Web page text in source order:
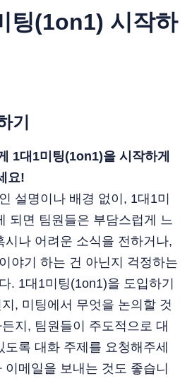
팅(1on1) 시작하
기
1대1미팅(1on1)을 시작하게
요!
설명이나 배경 없이, 1대1미
되면 팀원들은 부담스럽게 느
시나 어려운 소식을 전하거나,
야기 하는 건 아닌지 걱정하는
. 1대1미팅(1on1)을 도입하기
, 미팅에서 무엇을 논의할 것
지, 팀원들이 주도적으로 대
도록 대화 주제를 요청해주세
이메일을 보내는 것도 좋습니